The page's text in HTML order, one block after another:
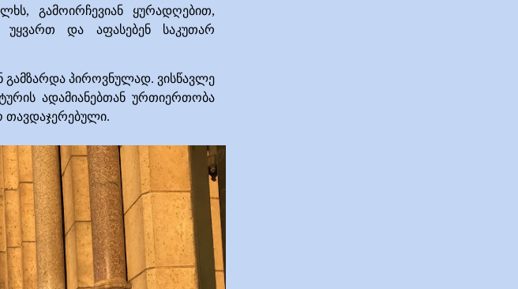
გამოირჩევიან ყურადღებით,
და აფასებენ საკუთარ
გამზარდა პიროვნულად. ვისწავლე
ადამიანებთან ურთიერთობა
თავდაჯერებული.